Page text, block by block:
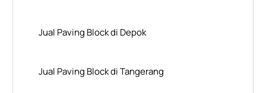
Jual Paving Block di Depok
Jual Paving Block di Tangerang